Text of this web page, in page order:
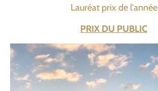
Lauréat prix de l'année
PRIX DU PUBLIC